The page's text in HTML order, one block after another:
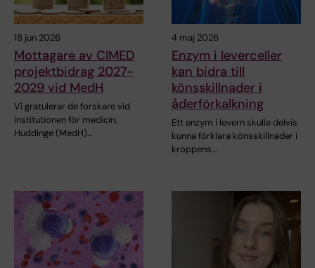
18 jun 2026
Mottagare av CIMED
projektbidrag 2027-
2029 vid MedH
Vi gratulerar de forskare vid
institutionen för medicin,
Huddinge (MedH)…
4 maj 2026
Enzym i leverceller
kan bidra till
könsskillnader i
åderförkalkning
Ett enzym i levern skulle delvis
kunna förklara könsskillnader i
kroppens…